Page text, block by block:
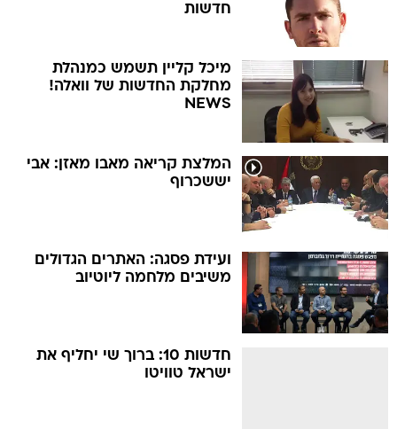
חדשות
מיכל קליין תשמש כמנהלת
מחלקת החדשות של וואלה!
NEWS
המלצת קריאה מאבו מאזן: אבי
יששכרוף
ועידת פסגה: האתרים הגדולים
משיבים מלחמה ליוטיוב
חדשות 10: ברוך שי יחליף את
ישראל טוויטו